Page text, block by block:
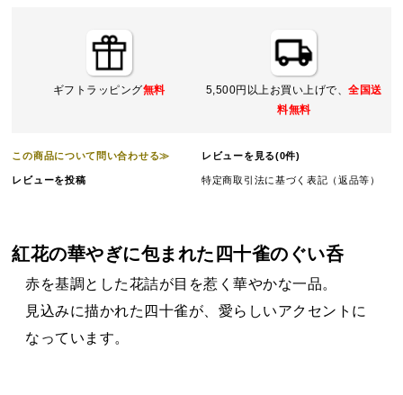
ギフトラッピング無料 5,500円以上お買い上げで、全国送
料無料
この商品について問い合わせる≫ レビューを見る(0件)
レビューを投稿 特定商取引法に基づく表記（返品等）
紅花の華やぎに包まれた四十雀のぐい呑
赤を基調とした花詰が目を惹く華やかな一品。
見込みに描かれた四十雀が、愛らしいアクセントに
なっています。